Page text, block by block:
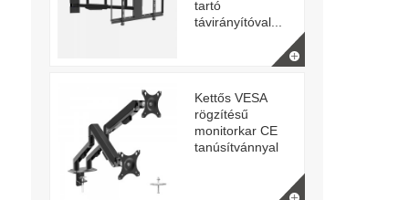
tartó
távirányítóval...
Kettős VESA
rögzítésű
monitorkar CE
tanúsítvánnyal